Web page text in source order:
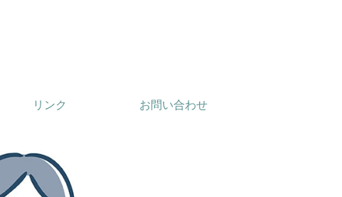
リンク お問い合わせ